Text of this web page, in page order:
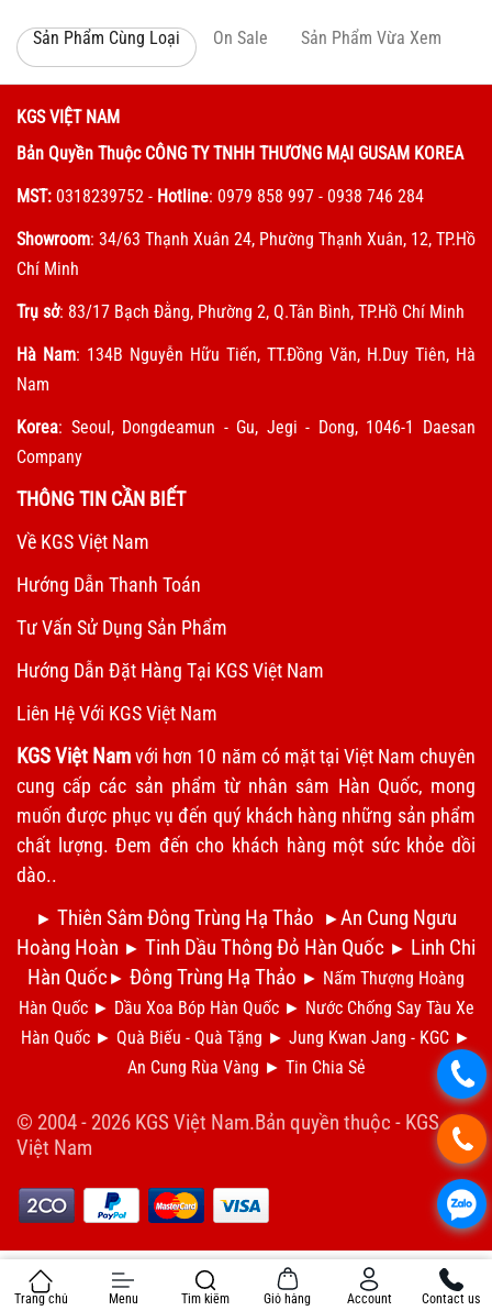
Sản Phẩm Cùng Loại On Sale Sản Phẩm Vừa Xem
KGS VIỆT NAM
Bản Quyền Thuộc CÔNG TY TNHH THƯƠNG MẠI GUSAM KOREA
MST: 0318239752 - Hotline: 0979 858 997 - 0938 746 284
Showroom: 34/63 Thạnh Xuân 24, Phường Thạnh Xuân, 12, TP.Hồ
Chí Minh
Trụ sở: 83/17 Bạch Đằng, Phường 2, Q.Tân Bình, TP.Hồ Chí Minh
Hà Nam: 134B Nguyễn Hữu Tiến, TT.Đồng Văn, H.Duy Tiên, Hà
Nam
Korea: Seoul, Dongdeamun - Gu, Jegi - Dong, 1046-1 Daesan
Company
THÔNG TIN CẦN BIẾT
Về KGS Việt Nam
Hướng Dẫn Thanh Toán
Tư Vấn Sử Dụng Sản Phẩm
Hướng Dẫn Đặt Hàng Tại KGS Việt Nam
Liên Hệ Với KGS Việt Nam
KGS Việt Namvới hơn 10 năm có mặt tại Việt Nam chuyên
cung cấp các sản phẩm từ nhân sâm Hàn Quốc, mong
muốn được phục vụ đến quý khách hàng những sản phẩm
chất lượng. Đem đến cho khách hàng một sức khỏe dồi
dào..
.
.
.
► Thiên Sâm Đông Trùng Hạ Thảo ►An Cung Ngưu
Hoàng Hoàn ► Tinh Dầu Thông Đỏ Hàn Quốc ► Linh Chi
Hàn Quốc ► Đông Trùng Hạ Thảo ► Nấm Thượng Hoàng
Hàn Quốc ► Dầu Xoa Bóp Hàn Quốc ► Nước Chống Say Tàu Xe
Hàn Quốc ► Quà Biếu - Quà Tặng ► Jung Kwan Jang - KGC ►
An Cung Rùa Vàng ► Tin Chia Sẻ
© 2004 - 2026 KGS Việt Nam.Bản quyền thuộc - KGS
Việt Nam
Trang chủ Menu Tìm kiếm Giỏ hàng Account Contact us